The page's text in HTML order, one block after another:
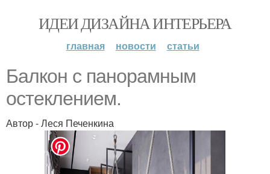
ИДЕИ ДИЗАЙНА ИНТЕРЬЕРА
главная новости статьи
Балкон с панорамным
остеклением.
Автор - Леся Печенкина